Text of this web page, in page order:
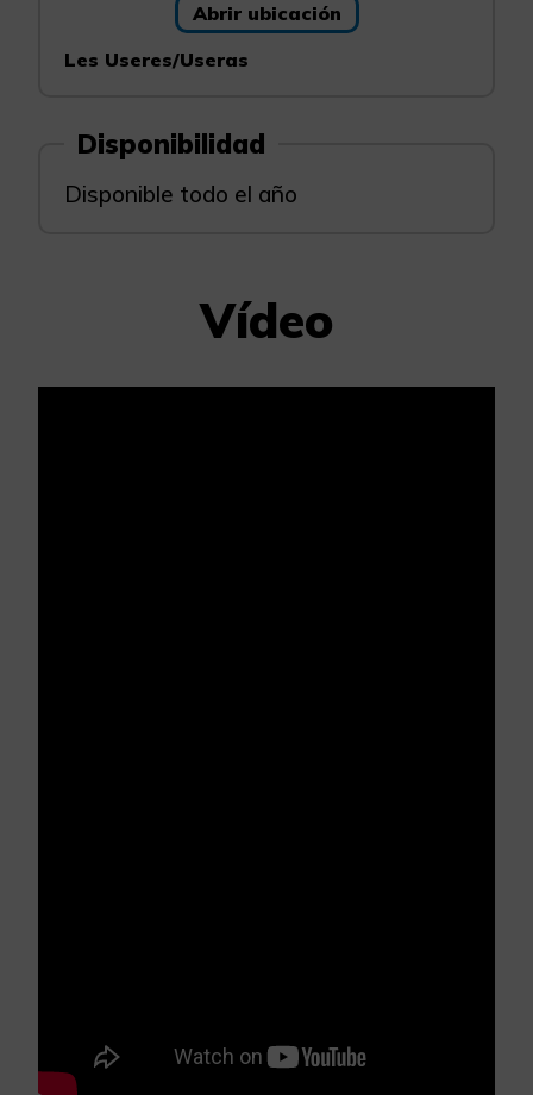
Abrir ubicación
Les Useres/Useras
Disponibilidad
Disponible todo el año
Vídeo